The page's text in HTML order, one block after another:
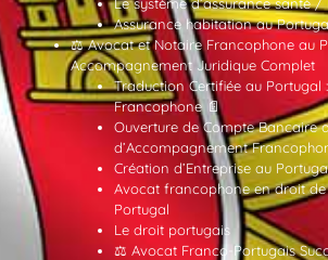
Assurance habitation au
⚖️ Avocat et Notaire Francophone au
Accompagnement Juridique Complet
Traduction Certifiée au Portugal
Francophone 📄
Ouverture de Compte Bancaire
d’Accompagnement
Création d’Entreprise au
Avocat francophone en droit
Portugal
Le droit portugais
⚖️ Avocat Franco-Portugais